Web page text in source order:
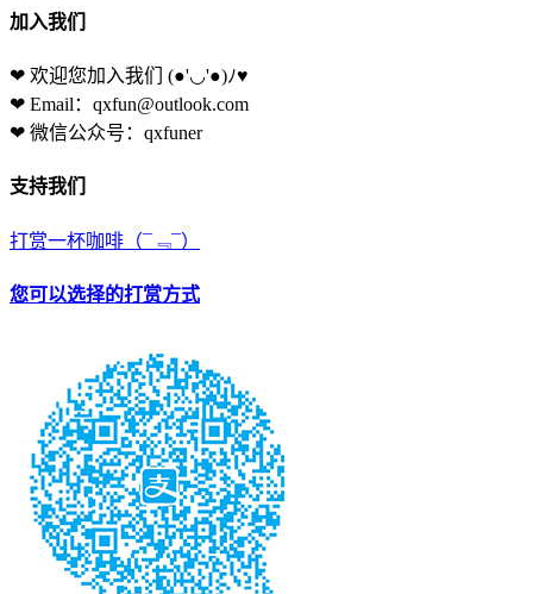
加入我们
❤ 欢迎您加入我们 (●'◡'●)ﾉ♥
❤ Email：qxfun@outlook.com
❤ 微信公众号：qxfuner
支持我们
打赏一杯咖啡 （¯﹃¯）
您可以选择的打赏方式